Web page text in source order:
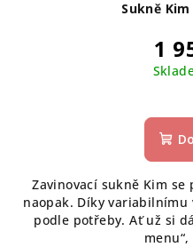
Sukně
1
Zavinovací sukně Kim se
naopak. Díky variabilnímu
podle potřeby. Ať už si